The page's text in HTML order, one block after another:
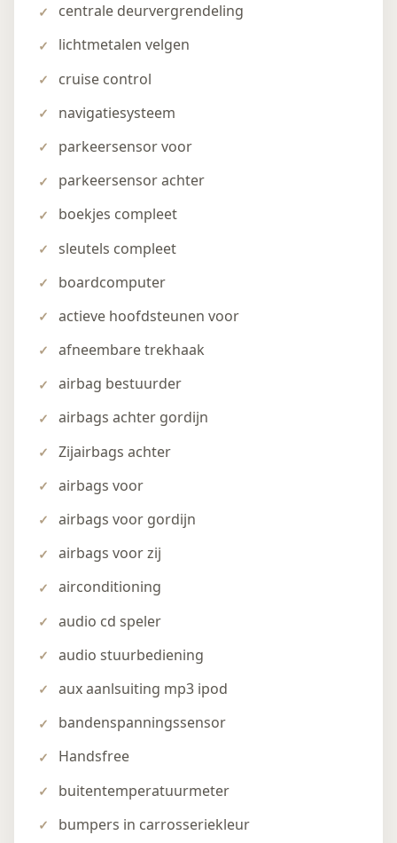
centrale deurvergrendeling
lichtmetalen velgen
cruise control
navigatiesysteem
parkeersensor voor
parkeersensor achter
boekjes compleet
sleutels compleet
boardcomputer
actieve hoofdsteunen voor
afneembare trekhaak
airbag bestuurder
airbags achter gordijn
Zijairbags achter
airbags voor
airbags voor gordijn
airbags voor zij
airconditioning
audio cd speler
audio stuurbediening
aux aanlsuiting mp3 ipod
bandenspanningssensor
Handsfree
buitentemperatuurmeter
bumpers in carrosseriekleur